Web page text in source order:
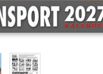
larger imageView larger image